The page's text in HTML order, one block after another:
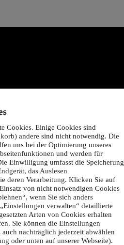
Cookies. Einige Cookies sind
andere sind nicht notwendig. Die
uns bei der Optimierung unseres
und werden für
Einwilligung umfasst die Speicherung
das Auslesen
deren Verarbeitung. Klicken Sie auf
von nicht notwendigen Cookies
wenn Sie sich anders
verwalten“ detaillierte
Arten von Cookies erhalten
Sie können die Einstellungen
nachträglich jederzeit abwählen
oder unten auf unserer Webseite).